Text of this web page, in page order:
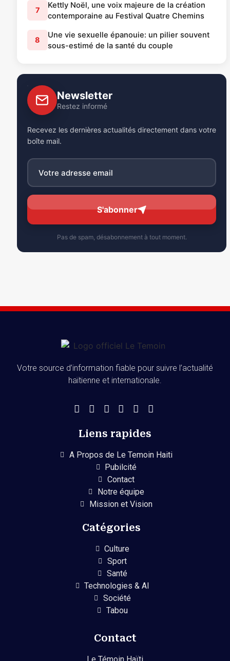
7
Kettly Noël, une voix majeure de la création
contemporaine au Festival Quatre Chemins
8
Une vie sexuelle épanouie: un pilier souvent
sous-estimé de la santé du couple
Newsletter
Restez informé
Recevez les dernières actualités directement dans votre
boîte mail.
S'abonner
Pas de spam, désabonnement à tout moment.
Votre source d’information fiable pour suivre l’actualité
haïtienne et internationale.
Liens rapides
A Propos de Le Temoin Haiti
Pubilcité
Contact
Notre équipe
Mission et Vision
Catégories
Culture
Sport
Santé
Technologies & AI
Société
Tabou
Contact